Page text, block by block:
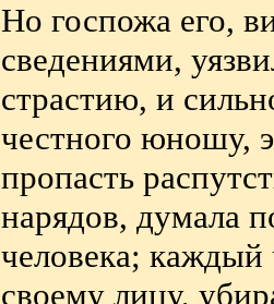
Но госпожа его,
сведениями,
страстию, и
честного юношу,
пропасть
нарядов, думала
человека; каждый
своему лицу,